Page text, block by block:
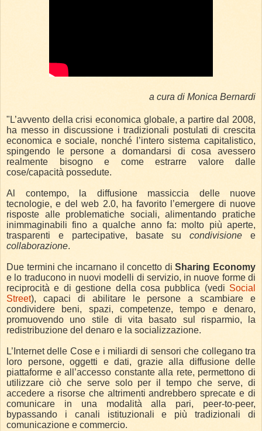
a cura di Monica Bernardi
"L’avvento della crisi economica globale, a partire dal 2008,
ha messo in discussione i tradizionali postulati di crescita
economica e sociale, nonché l’intero sistema capitalistico,
spingendo le persone a domandarsi di cosa avessero
realmente bisogno e come estrarre valore dalle
cose/capacità possedute.
Al contempo, la diffusione massiccia delle nuove
tecnologie, e del web 2.0, ha favorito l’emergere di nuove
risposte alle problematiche sociali, alimentando pratiche
inimmaginabili fino a qualche anno fa: molto più aperte,
trasparenti e partecipative, basate sucondivisione e
collaborazione.
Due termini che incarnano il concetto diSharing Economy
e lo traducono in nuovi modelli di servizio, in nuove forme di
reciprocità e di gestione della cosa pubblica (vedi Social
Street), capaci di abilitare le persone a scambiare e
condividere beni, spazi, competenze, tempo e denaro,
promuovendo uno stile di vita basato sul risparmio, la
redistribuzione del denaro e la socializzazione.
L’Internet delle Cose e i miliardi di sensori che collegano tra
loro persone, oggetti e dati, grazie alla diffusione delle
piattaforme e all’accesso constante alla rete, permettono di
utilizzare ciò che serve solo per il tempo che serve, di
accedere a risorse che altrimenti andrebbero sprecate e di
comunicare in una modalità alla pari, peer-to-peer,
bypassando i canali istituzionali e più tradizionali di
comunicazione e commercio.